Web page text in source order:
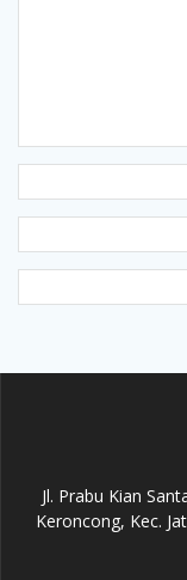
Jl. Prabu Kian
Keroncong, Kec.